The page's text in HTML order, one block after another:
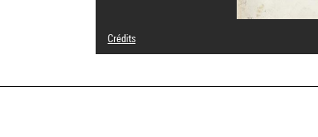
Crédits
© Adagp, Paris
Réf. image : 4L01682